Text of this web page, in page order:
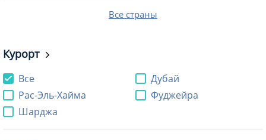
Все страны
Курорт
Все
Дубай
Рас-Эль-Хайма
Фуджейра
Шарджа